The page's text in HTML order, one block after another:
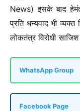
News) इसके बाद
प्रति धन्यवाद भी व्यक्त
लोकतंत्र विरोधी
WhatsApp Group
Facebook Page